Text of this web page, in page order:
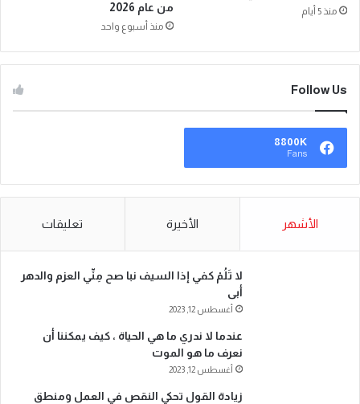
منذ 5 أيام
من عام 2026
منذ أسبوع واحد
Follow Us
8800K
Fans
الأشهر الأخيرة تعليقات
لا تَلُمْ كفي إذا السيف نبا صح مِنِّي العزم والدهر
أبى
أغسطس 12, 2023
عندما لا ندري ما هي الحياة ، كيف يمكننا أن
نعرف ما هو الموت
أغسطس 12, 2023
زيادة القول تحكي النقص في العمل ومنطق